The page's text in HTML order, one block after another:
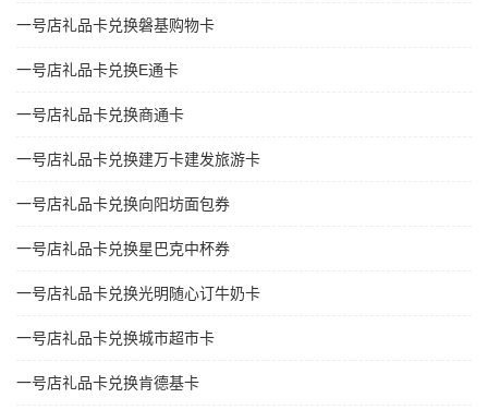
一号店礼品卡兑换磐基购物卡
一号店礼品卡兑换E通卡
一号店礼品卡兑换商通卡
一号店礼品卡兑换建万卡建发旅游卡
一号店礼品卡兑换向阳坊面包券
一号店礼品卡兑换星巴克中杯券
一号店礼品卡兑换光明随心订牛奶卡
一号店礼品卡兑换城市超市卡
一号店礼品卡兑换肯德基卡